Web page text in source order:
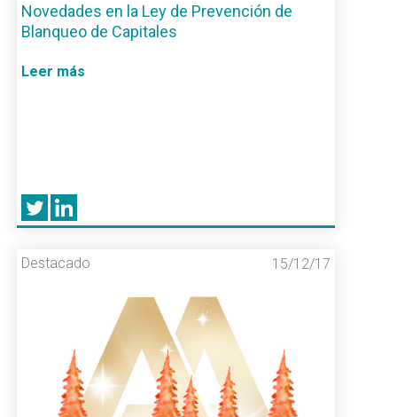
Novedades en la Ley de Prevención de
Blanqueo de Capitales
Leer más
Destacado 15/12/17